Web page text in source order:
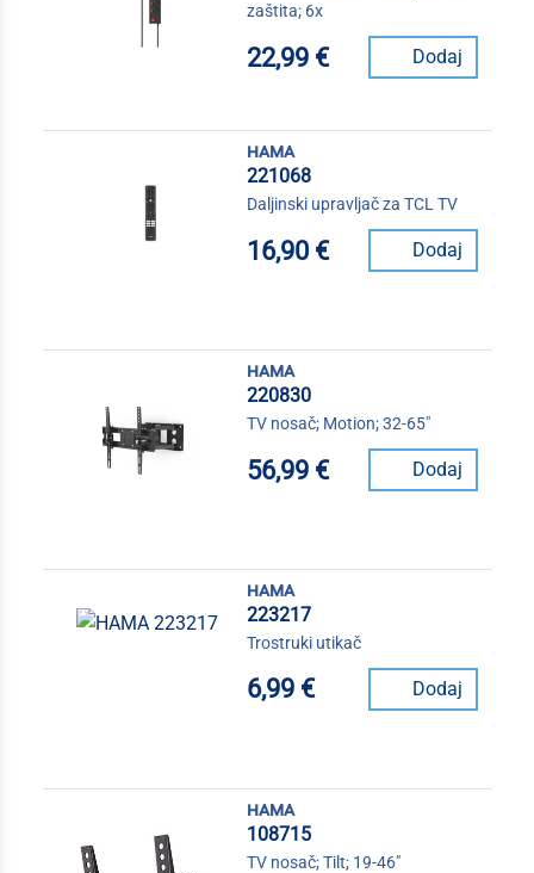
zaštita; 6x
22,99 € Dodaj
hama
221068
Daljinski upravljač za TCL TV
16,90 € Dodaj
hama
220830
TV nosač; Motion; 32-65"
56,99 € Dodaj
hama
223217
Trostruki utikač
6,99 € Dodaj
hama
108715
TV nosač; Tilt; 19-46"